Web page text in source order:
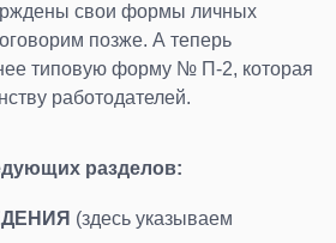
свои формы личных
позже. А теперь
типовую форму № П-2, которая
работодателей.
разделов:
(здесь указываем